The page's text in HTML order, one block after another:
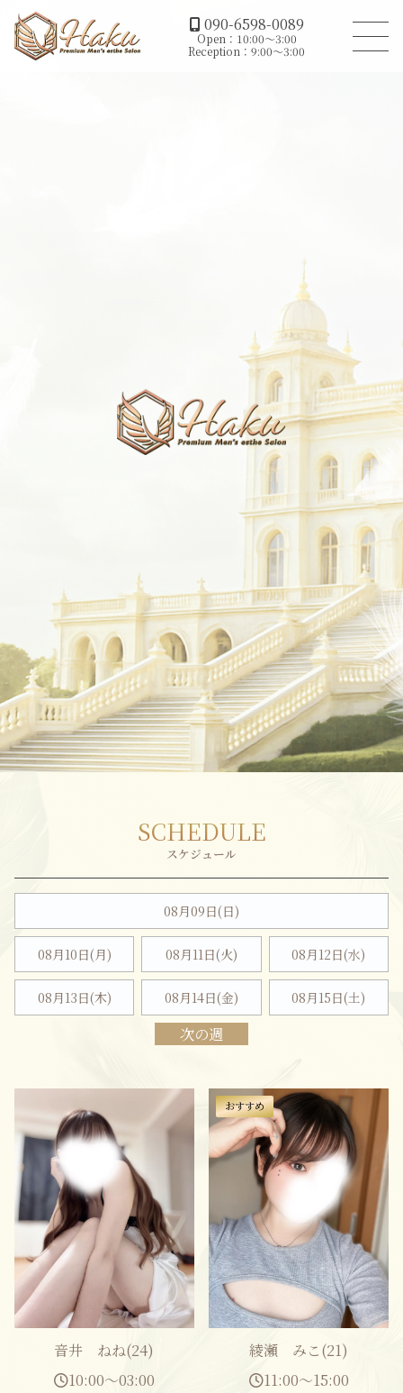
090-6598-0089
Open：10:00～3:00
Reception：9:00～3:00
SCHEDULE
08月09日(日)
08月10日(月) 08月11日(火) 08月12日(水)
08月13日(木) 08月14日(金) 08月15日(土)
次の週
音井 ねね(24)
10:00～03:00
おすすめ
綾瀬 みこ(21)
11:00～15:00